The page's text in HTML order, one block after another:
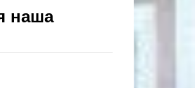
наша